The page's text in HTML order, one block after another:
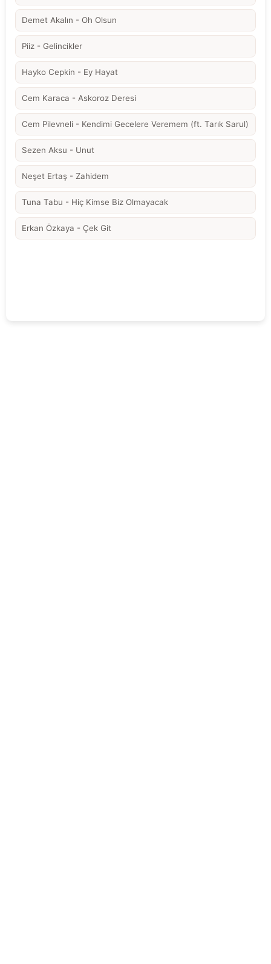
Demet Akalın - Oh Olsun
Piiz - Gelincikler
Hayko Cepkin - Ey Hayat
Cem Karaca - Askoroz Deresi
Cem Pilevneli - Kendimi Gecelere Veremem (ft. Tarık Sarul)
Sezen Aksu - Unut
Neşet Ertaş - Zahidem
Tuna Tabu - Hiç Kimse Biz Olmayacak
Erkan Özkaya - Çek Git